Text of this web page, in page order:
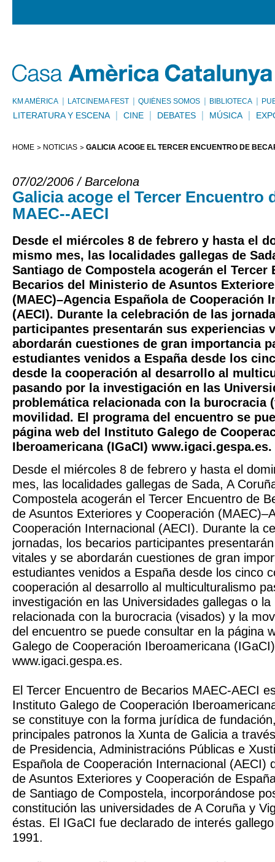
KM AMÈRICA LATCINEMA FEST QUIÉNES SOMOS BIBLIOTECA
LITERATURA Y ESCENA CINE DEBATES MÚSICA
HOME NOTICIAS GALICIA ACOGE EL TERCER ENCUENTRO DE
07/02/2006 / Barcelona
Galicia acoge el Tercer Encuentro
MAEC--AECI
Desde el miércoles 8 de febrero y hasta el
mismo mes, las localidades gallegas de
Santiago de Compostela acogerán el Tercer
Becarios del Ministerio de Asuntos
(MAEC)–Agencia Española de Cooperación
(AECI). Durante la celebración de las
participantes presentarán sus experiencias
abordarán cuestiones de gran importancia
estudiantes venidos a España desde los
desde la cooperación al desarrollo al
pasando por la investigación en las
problemática relacionada con la burocracia
movilidad. El programa del encuentro se
página web del Instituto Galego de
Iberoamericana (IGaCI) www.igaci.gespa.es.
Desde el miércoles 8 de febrero y hasta el
mes, las localidades gallegas de Sada, A
Compostela acogerán el Tercer Encuentro de
de Asuntos Exteriores y Cooperación
Cooperación Internacional (AECI). Durante la
jornadas, los becarios participantes
vitales y se abordarán cuestiones de gran
estudiantes venidos a España desde los cinco
cooperación al desarrollo al multiculturalismo
investigación en las Universidades gallegas o
relacionada con la burocracia (visados) y la
del encuentro se puede consultar en la página
Galego de Cooperación Iberoamericana (IGaCI)
www.igaci.gespa.es.
El Tercer Encuentro de Becarios MAEC-AECI
Instituto Galego de Cooperación
se constituye con la forma jurídica de
principales patronos la Xunta de Galicia a
de Presidencia, Administracións Públicas e
Española de Cooperación Internacional (AECI)
de Asuntos Exteriores y Cooperación de
de Santiago de Compostela, incorporándose
constitución las universidades de A Coruña y
éstas. El IGaCI fue declarado de interés
1991.